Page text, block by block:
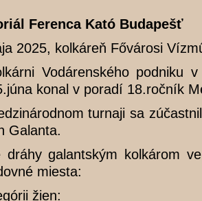
Ferenca Kató Budapešť
2025, kolkáreň Fővárosi
Vodárenského podniku
konal v poradí 18.ročník
turnaji sa
Galanta.
dráhy galantským kolkárom
miesta:
žien: